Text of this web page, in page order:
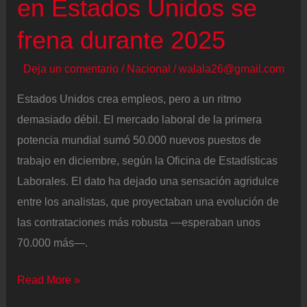
en Estados Unidos se
frena durante 2025
Deja un comentario / Nacional /walala26@gmail.com
Estados Unidos crea empleos, pero a un ritmo
demasiado débil. El mercado laboral de la primera
potencia mundial sumó 50.000 nuevos puestos de
trabajo en diciembre, según la Oficina de Estadísticas
Laborales. El dato ha dejado una sensación agridulce
entre los analistas, que proyectaban una evolución de
las contrataciones más robusta ―esperaban unos
70.000 más―.
La
Read More »